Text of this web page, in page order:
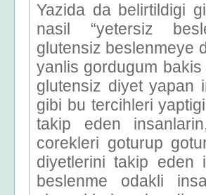
Yazida da belirtildigi
nasil “yetersiz
glutensiz beslenmeye
yanlis gordugum
glutensiz diyet yapan
gibi bu tercihleri
takip eden
corekleri goturup
diyetlerini takip eden
beslenme odakli